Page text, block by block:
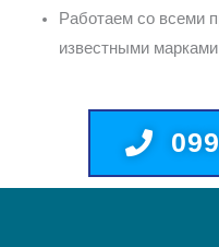
Работаем со всеми
известными